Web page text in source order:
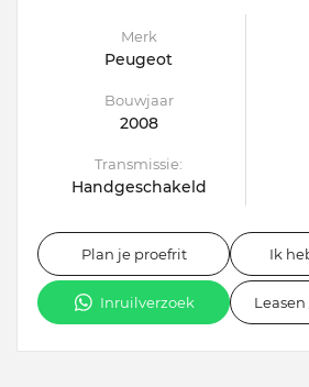
Merk
Peugeot
Bouwjaar
2008
Transmissie:
Handgeschakeld
Plan je proefrit Ik
Inruilverzoek